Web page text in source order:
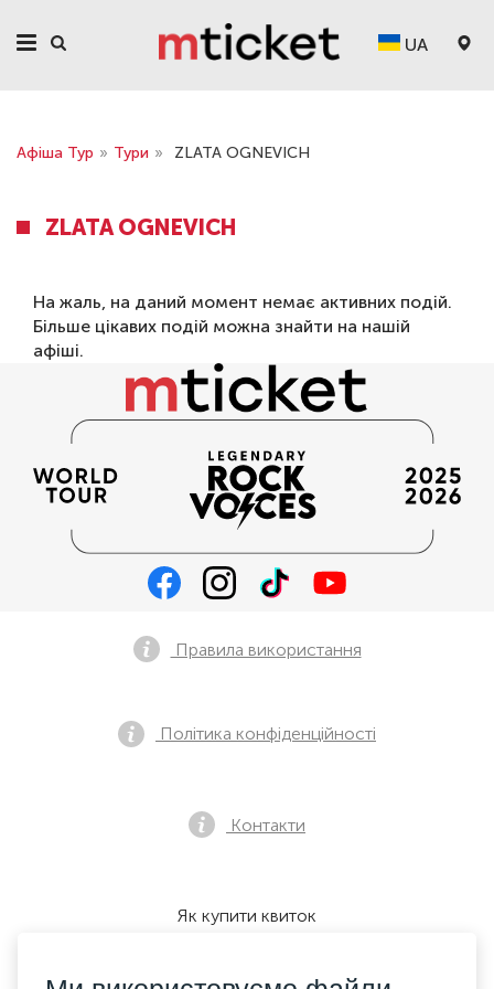
UA
Афіша Тур » Тури » ZLATA OGNEVICH
ZLATA OGNEVICH
На жаль, на даний момент немає активних подій.
Більше цікавих подій можна знайти на нашій
афіші.
Правила використання
Політика конфіденційності
Контакти
Як купити квиток